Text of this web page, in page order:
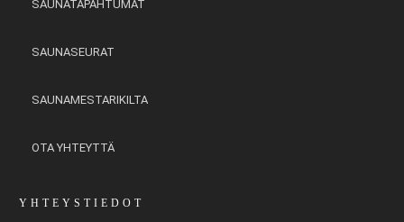
SAUNATAPAHTUMAT
SAUNASEURAT
SAUNAMESTARIKILTA
OTA YHTEYTTÄ
YHTEYSTIEDOT